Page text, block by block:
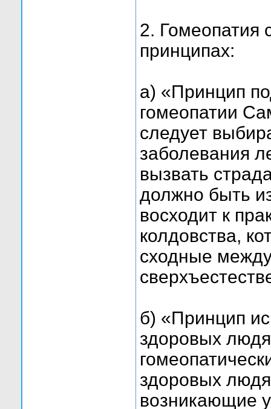
2. Гомеопатия
принципах:
а) «Принцип
гомеопатии
следует
заболевания
вызвать
должно быть
восходит к
колдовства,
сходные
б) «Принцип
здоровых
здоровых
возникающие